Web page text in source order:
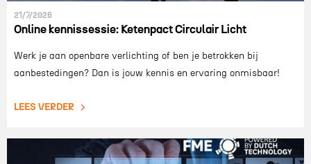
21/7/2026
Online kennissessie: Ketenpact Circulair Licht
Werk je aan openbare verlichting of ben je betrokken bij
aanbestedingen? Dan is jouw kennis en ervaring onmisbaar!
LEES VERDER